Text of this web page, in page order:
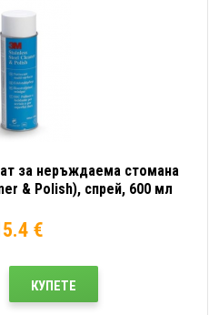
за неръждаема стомана
& Polish), спрей, 600 мл
€
КУПЕТЕ